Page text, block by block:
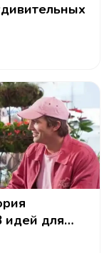
идей для